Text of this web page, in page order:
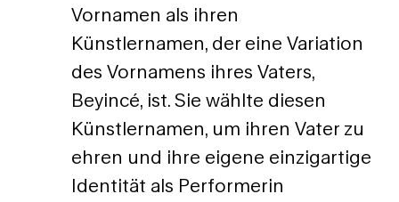
Vornamen als ihren
Künstlernamen, der eine Variation
des Vornamens ihres Vaters,
Beyincé, ist. Sie wählte diesen
Künstlernamen, um ihren Vater zu
ehren und ihre eigene einzigartige
Identität als Performerin